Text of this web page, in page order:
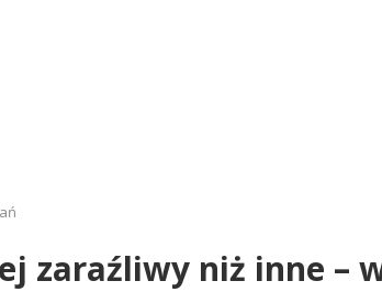
zaraźliwy niż inne –